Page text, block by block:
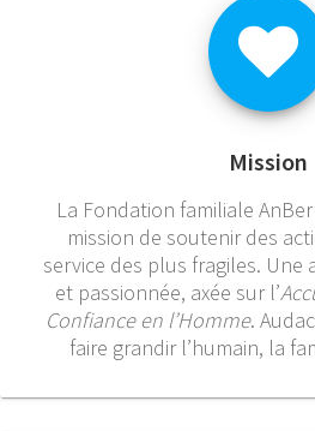
Mission
La Fondation familiale
mission de soutenir des
service des plus fragiles. Une
et passionnée, axée sur l’
Confiance en l’Homme.
faire grandir l’humain, la